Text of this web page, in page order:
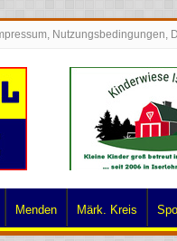
Nutzungsbedingungen,
Menden Märk. Kreis